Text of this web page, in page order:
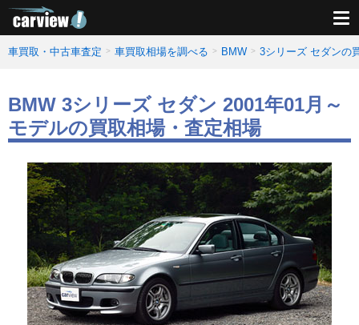
車買取・中古車査定 車買取相場を調べる BMW 3シリーズ セダンの
BMW 3シリーズ セダン 2001年01月～
モデルの買取相場・査定相場